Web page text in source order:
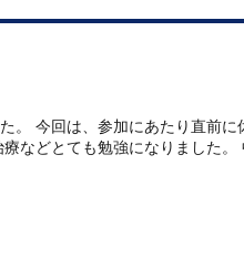
。 今回は、参加にあたり直前
などとても勉強になりました